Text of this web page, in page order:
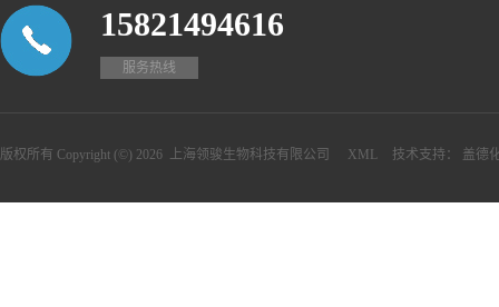
15821494616
服务热线
版权所有 Copyright (©) 2026 上海领骏生物科技有限公司 XML 技术支持： 盖德